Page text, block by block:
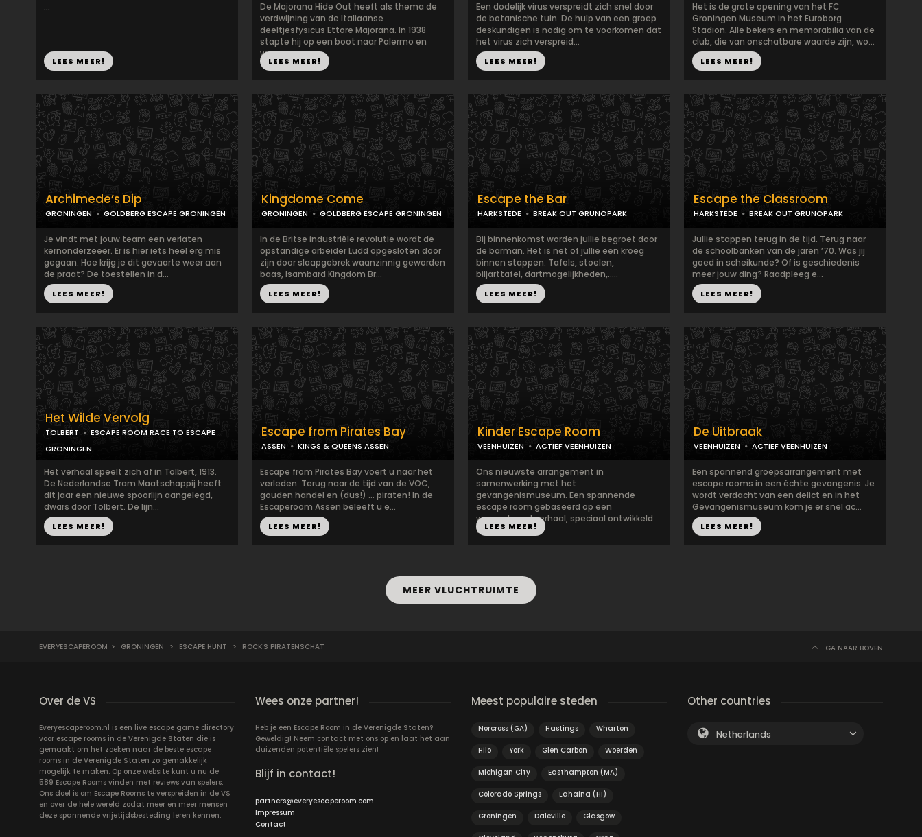
...
LEES MEER!
De Majorana Hide Out heeft als thema de
verdwijning van de Italiaanse
deeltjesfysicus Ettore Majorana. In 1938
stapte hij op een boot naar Palermo en
we...
LEES MEER!
Een dodelijk virus verspreidt zich snel door
de botanische tuin. De hulp van een groep
deskundigen is nodig om te voorkomen dat
het virus zich verspreid...
LEES MEER!
Het is de grote opening van het FC
Groningen Museum in het Euroborg
Stadion. Alle bekers en memorabilia van de
club, die van onschatbare waarde zijn, wo...
LEES MEER!
Archimede’s Dip
GRONINGEN GOLDBERG ESCAPE GRONINGEN
Je vindt met jouw team een verlaten
kernonderzeeër. Er is hier iets heel erg mis
gegaan. Hoe krijg je dit gevaarte weer aan
de praat? De toestellen in d...
LEES MEER!
Kingdome Come
GRONINGEN GOLDBERG ESCAPE GRONINGEN
In de Britse industriële revolutie wordt de
opstandige arbeider Ludd opgesloten door
zijn door slaapgebrek waanzinnig geworden
baas, Isambard Kingdom Br...
LEES MEER!
Escape the Bar
HARKSTEDE BREAK OUT GRUNOPARK
Bij binnenkomst worden jullie begroet door
de barman. Het is net of jullie een kroeg
binnen stappen. Tafels, stoelen,
biljarttafel, dartmogelijkheden,.....
LEES MEER!
Escape the Classroom
HARKSTEDE BREAK OUT GRUNOPARK
Jullie stappen terug in de tijd. Terug naar
de schoolbanken van de jaren ’70. Was jij
goed in scheikunde? Of is geschiedenis
meer jouw ding? Raadpleeg e...
LEES MEER!
Het Wilde Vervolg
TOLBERT
ESCAPE ROOM RACE TO ESCAPE
GRONINGEN
Het verhaal speelt zich af in Tolbert, 1913.
De Nederlandse Tram Maatschappij heeft
dit jaar een nieuwe spoorlijn aangelegd,
dwars door Tolbert. De lijn...
LEES MEER!
Escape from Pirates Bay
ASSEN KINGS & QUEENS ASSEN
Escape from Pirates Bay voert u naar het
verleden. Terug naar de tijd van de VOC,
gouden handel en (dus!) … piraten! In de
Escaperoom Assen beleeft u e...
LEES MEER!
Kinder Escape Room
VEENHUIZEN ACTIEF VEENHUIZEN
Ons nieuwste arrangement in
samenwerking met het
gevangenismuseum. Een spannende
escape room gebaseerd op een
waargebeurd verhaal, speciaal ontwikkeld
v...LEES MEER!
De Uitbraak
VEENHUIZEN ACTIEF VEENHUIZEN
Een spannend groepsarrangement met
escape rooms in een échte gevangenis. Je
wordt verdacht van een delict en in het
Gevangenismuseum kom je er snel ac...
LEES MEER!
MEER VLUCHTRUIMTE
EVERYESCAPEROOM > GRONINGEN > ESCAPE HUNT > ROCK'S PIRATENSCHAT GA NAAR BOVEN
Over de VS
Everyescaperoom.nl is een live escape game directory
voor escape rooms in de Verenigde Staten die is
gemaakt om het zoeken naar de beste escape
rooms in de Verenigde Staten zo gemakkelijk
mogelijk te maken. Op onze website kunt u nu de
589 Escape Rooms vinden met reviews van spelers.
Ons doel is om Escape Rooms te verspreiden in de VS
en over de hele wereld zodat meer en meer mensen
deze spannende vrijetijdsbesteding leren kennen.
Wees onze partner!
Heb je een Escape Room in de Verenigde Staten?
Geweldig! Neem contact met ons op en laat het aan
duizenden potentiële spelers zien!
Blijf in contact!
partners@everyescaperoom.com
Impressum
Contact
Meest populaire steden
Norcross (GA) Hastings Wharton
Hilo York Glen Carbon Woerden
Michigan City Easthampton (MA)
Colorado Springs Lahaina (HI)
Groningen Daleville Glasgow
Other countries
Netherlands